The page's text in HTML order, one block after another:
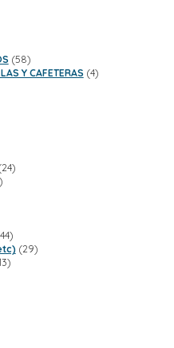
5858
productos
Y CAFETERAS 44
2424
4444
productos
2929
13